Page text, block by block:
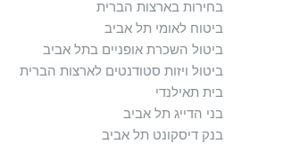
בחירות בארצות הברית
ביטוח לאומי תל אביב
ביטול השכרת אופניים בתל אביב
ביטול ויזות סטודנטים לארצות הברית
בית תאילנדי
בני הדייג תל אביב
בנק דיסקונט תל אביב